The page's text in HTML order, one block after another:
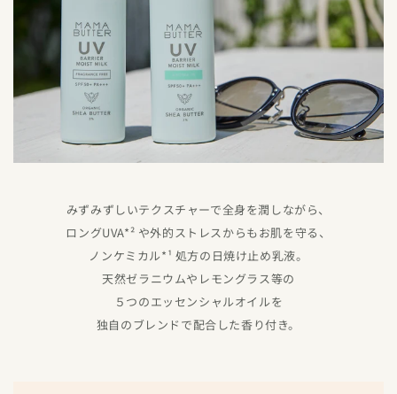
みずみずしいテクスチャーで全身を潤しながら、
ロングUVA*² や外的ストレスからもお肌を守る、
ノンケミカル*¹ 処方の日焼け止め乳液。
天然ゼラニウムやレモングラス等の
５つのエッセンシャルオイルを
独自のブレンドで配合した香り付き。